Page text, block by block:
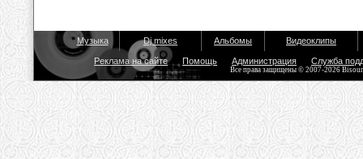
Музыка Dj mixes Альбомы Видеоклипы
Реклама на сайте Помощь Администрация Служба
Все права защищены © 2007-2026